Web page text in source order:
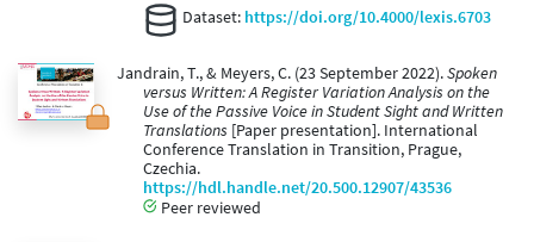
Dataset: https://doi.org/10.4000/lexis.6703
Jandrain, T., & Meyers, C. (23 September 2022).Spoken
versus Written: A Register Variation Analysis on the
Use of the Passive Voice in Student Sight and Written
Translations [Paper presentation]. International
Conference Translation in Transition, Prague,
Czechia.
https://hdl.handle.net/20.500.12907/43536
Peer reviewed